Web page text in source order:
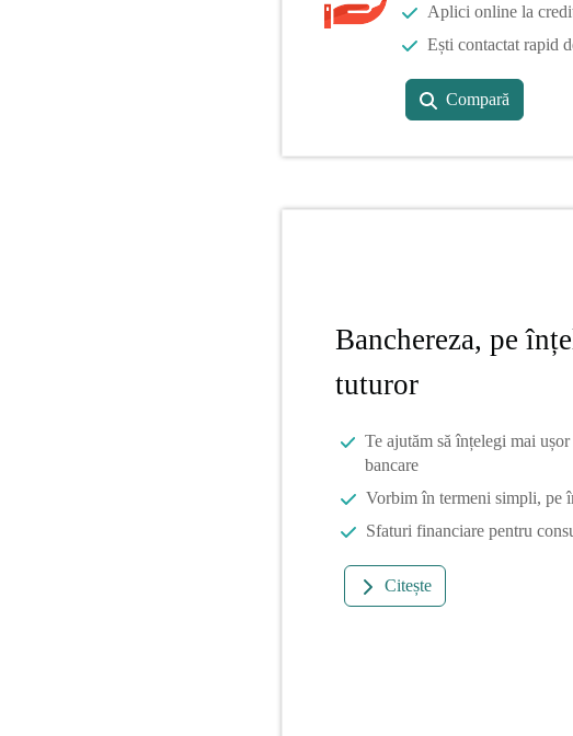
Aplici online la
Ești contactat rapid
Compară
Banchereza, pe
tuturor
Te ajutăm să înțelegi mai
bancare
Vorbim în termeni simpli, pe
Sfaturi financiare pentru
Citește